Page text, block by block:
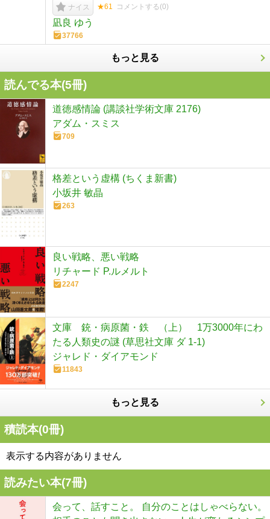
ナイス ★61 コメントする(0)
凪良 ゆう
37766
もっと見る
読んでる本(5冊)
道徳感情論 (講談社学術文庫 2176)
アダム・スミス
709
格差という虚構 (ちくま新書)
小坂井 敏晶
263
良い戦略、悪い戦略
リチャード P.ルメルト
2247
文庫 銃・病原菌・鉄 （上） 1万3000年にわ
たる人類史の謎 (草思社文庫 ダ 1-1)
ジャレド・ダイアモンド
11843
もっと見る
積読本(0冊)
表示する内容がありません
読みたい本(7冊)
会って、話すこと。 自分のことはしゃべらない。